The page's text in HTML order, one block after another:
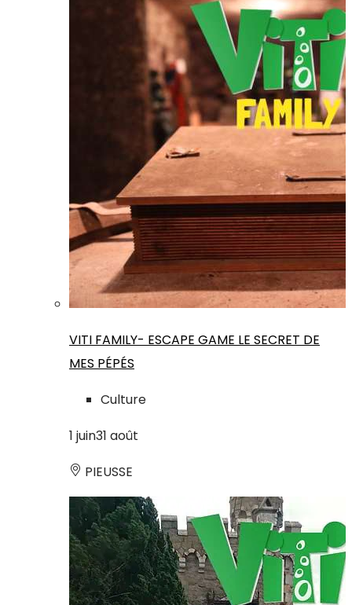
VITI FAMILY- ESCAPE GAME LE SECRET DE
MES PÉPÉS
Culture
1 juin31 août
PIEUSSE